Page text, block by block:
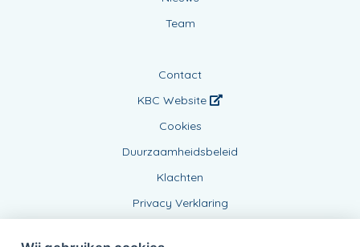
Team
Contact
KBC Website
Cookies
Duurzaamheidsbeleid
Klachten
Privacy Verklaring